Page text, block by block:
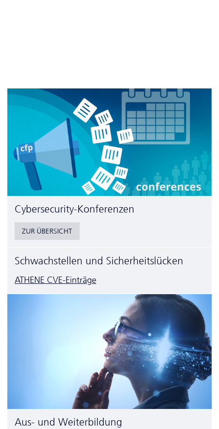
Cyber­security-Konferenzen
ZUR ÜBERSICHT
Schwachstellen und Sicherheitslücken
ATHENE CVE-Einträge
Aus- und Weiterbildung